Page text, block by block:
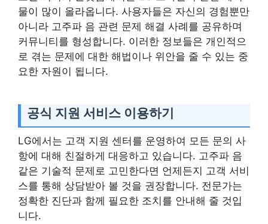
물이 많이 올라옵니다. 사용자들은 자신의 경험뿐만
아니라 고주파 음 관련 문제 해결 사례를 공유하며
커뮤니티를 형성합니다. 이러한 정보들은 개인적으
로 겪는 문제에 대한 해법이나 위안을 줄 수 있는 중
요한 자원이 됩니다.
공식 지원 서비스 이용하기
LG에서는 고객 지원 센터를 운영하여 모든 문의 사
항에 대해 친절하게 대응하고 있습니다. 고주파 음
같은 기술적 문제로 고민한다면 언제든지 고객 서비
스를 통해 상담받아 볼 것을 권장합니다. 전문가는
정확한 진단과 함께 필요한 조치를 안내해 줄 것입
니다.